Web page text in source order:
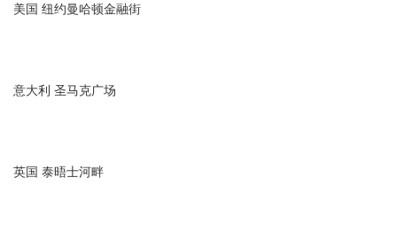
美国 纽约曼哈顿金融街
意大利 圣马克广场
英国 泰晤士河畔